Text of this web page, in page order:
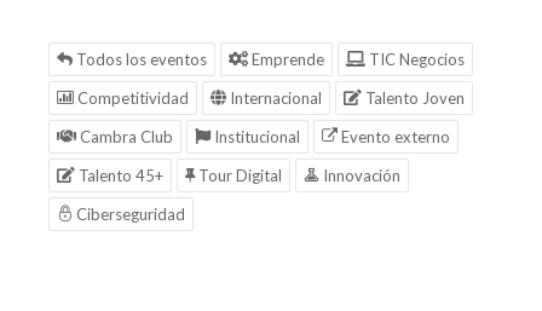
Todos los eventos Emprende
TIC Negocios
Competitividad
Internacional
Talento Joven
Cambra Club
Institucional
Evento externo
Talento 45+
Tour Digital
Innovación
Ciberseguridad